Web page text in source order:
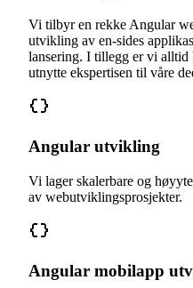
Vi tilbyr en rekke Angular
utvikling av en-sides
lansering. I tillegg er vi alltid
utnytte ekspertisen til våre
Angular utvikling
Vi lager skalerbare og
av webutviklingsprosjekter.
Angular mobilapp